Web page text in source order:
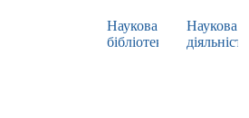
Наукова
бібліотека
Наукова
діяльність